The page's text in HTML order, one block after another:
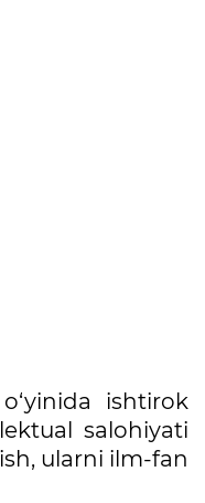
ishtirok
salohiyati
ularni ilm-fan